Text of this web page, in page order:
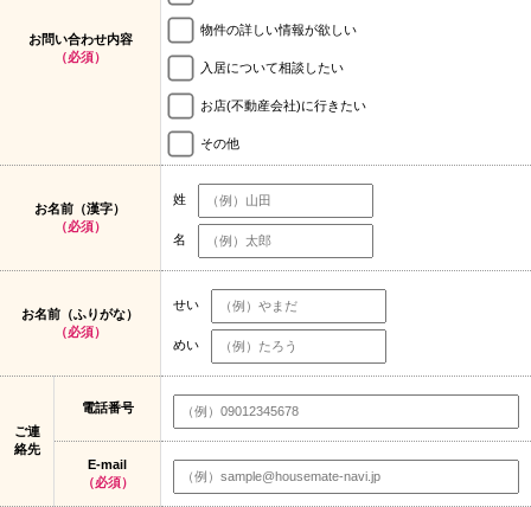
お問い合わせ内容
（必須）
物件の詳しい情報が欲しい
入居について相談したい
お店(不動産会社)に行きたい
その他
お名前（漢字）
（必須）
姓
名
お名前（ふりがな）
（必須）
せい
めい
ご連
絡先
電話番号
E-mail
（必須）